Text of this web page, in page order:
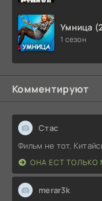
Умница
1 сезон
Комментируют
Стас
Фильм не тот.
ОНА ЕСТ ТОЛЬКО
merar3k